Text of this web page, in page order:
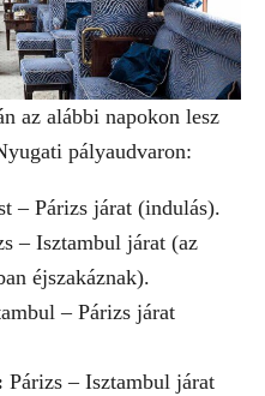
az alábbi napokon lesz
pályaudvaron:
– Párizs járat (indulás).
– Isztambul járat (az
éjszakáznak).
– Párizs járat
Párizs – Isztambul járat